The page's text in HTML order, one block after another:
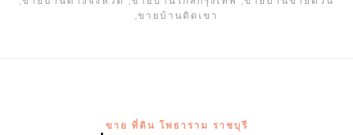
,ขายบ้านติดเขา
ขาย ที่ดิน โพธาราม ราชบุรี